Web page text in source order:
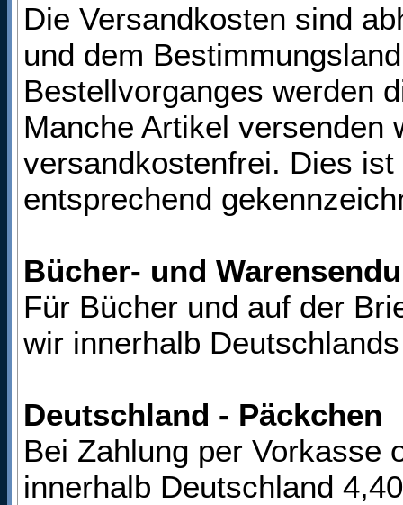
Die Versandkosten sind
und dem
Bestellvorganges werden
Manche Artikel versenden
versandkostenfrei. Dies
entsprechend
Bücher- und
Für Bücher und auf der
wir innerhalb
Deutschland - Päckchen
Bei Zahlung per Vorkasse
innerhalb Deutschland